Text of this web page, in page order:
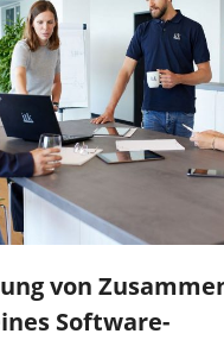
von
Software-